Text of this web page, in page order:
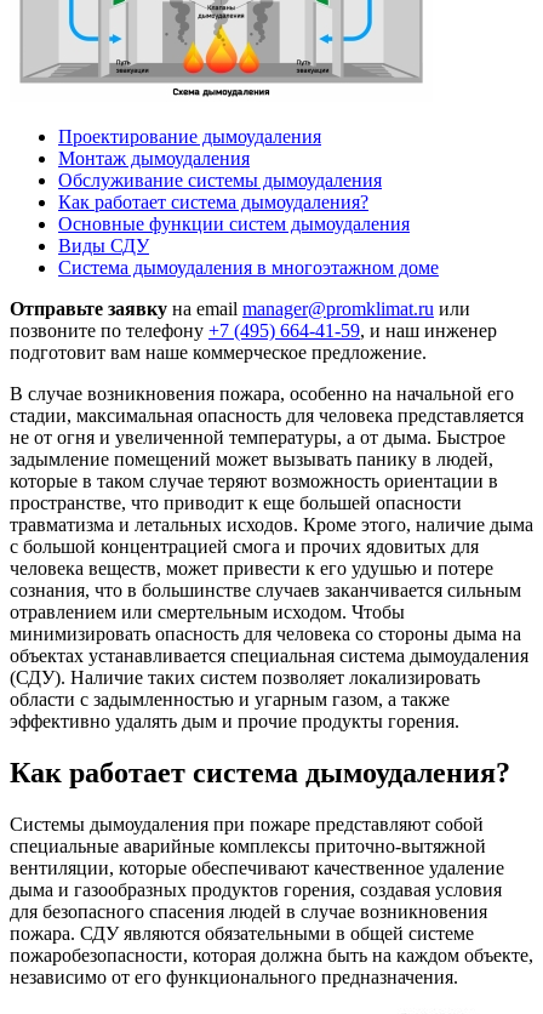
Проектирование дымоудаления
Монтаж дымоудаления
Обслуживание системы дымоудаления
Как работает система дымоудаления?
Основные функции систем дымоудаления
Виды СДУ
Система дымоудаления в многоэтажном доме
Отправьте заявку на email manager@promklimat.ru или
позвоните по телефону +7 (495) 664-41-59, и наш инженер
подготовит вам наше коммерческое предложение.
В случае возникновения пожара, особенно на начальной его
стадии, максимальная опасность для человека представляется
не от огня и увеличенной температуры, а от дыма. Быстрое
задымление помещений может вызывать панику в людей,
которые в таком случае теряют возможность ориентации в
пространстве, что приводит к еще большей опасности
травматизма и летальных исходов. Кроме этого, наличие дыма
с большой концентрацией смога и прочих ядовитых для
человека веществ, может привести к его удушью и потере
сознания, что в большинстве случаев заканчивается сильным
отравлением или смертельным исходом. Чтобы
минимизировать опасность для человека со стороны дыма на
объектах устанавливается специальная система дымоудаления
(СДУ). Наличие таких систем позволяет локализировать
области с задымленностью и угарным газом, а также
эффективно удалять дым и прочие продукты горения.
Как работает система дымоудаления?
Системы дымоудаления при пожаре представляют собой
специальные аварийные комплексы приточно-вытяжной
вентиляции, которые обеспечивают качественное удаление
дыма и газообразных продуктов горения, создавая условия
для безопасного спасения людей в случае возникновения
пожара. СДУ являются обязательными в общей системе
пожаробезопасности, которая должна быть на каждом объекте,
независимо от его функционального предназначения.